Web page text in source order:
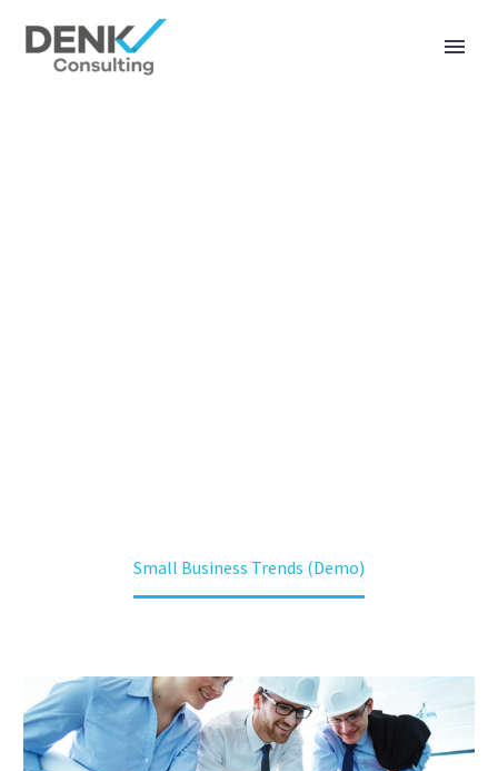
Small Business Trends (Demo)